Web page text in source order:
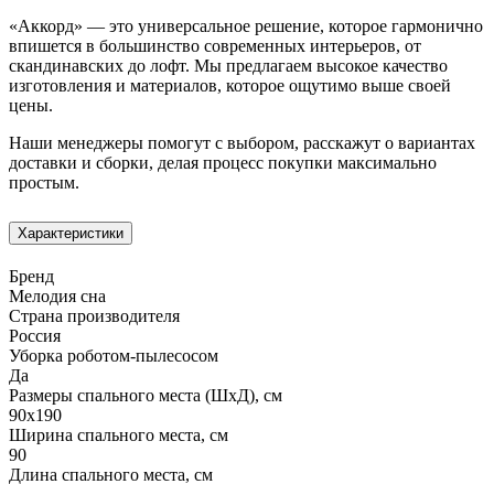
«Аккорд» — это универсальное решение, которое гармонично
впишется в большинство современных интерьеров, от
скандинавских до лофт. Мы предлагаем высокое качество
изготовления и материалов, которое ощутимо выше своей
цены.
Наши менеджеры помогут с выбором, расскажут о вариантах
доставки и сборки, делая процесс покупки максимально
простым.
Характеристики
Бренд
Мелодия сна
Страна производителя
Россия
Уборка роботом-пылесосом
Да
Размеры спального места (ШхД), см
90х190
Ширина спального места, см
90
Длина спального места, см